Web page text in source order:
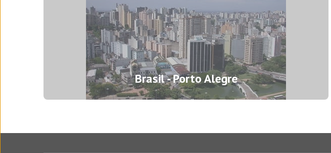
Escritório central – Barcelona
Passeig del Progrés, 96
Tel: (+34) 93 778 73 00
Brasil - Porto Alegre